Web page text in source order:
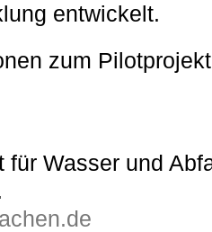
entwickelt.
zum
für Wasser und